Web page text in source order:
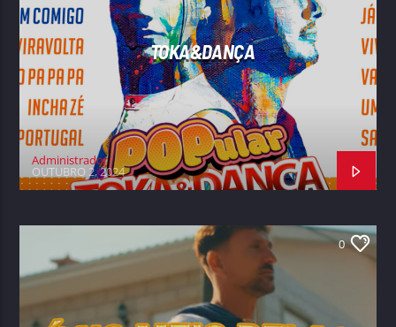
TOKA&DANÇA
Administrador
OUTUBRO 2, 2024
0